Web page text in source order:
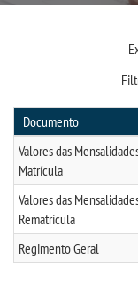
CPSA
COLAP PROUNI
CURSOS
Documento
Valores das
Matrícula
Valores das
Rematrícula
Regimento Geral